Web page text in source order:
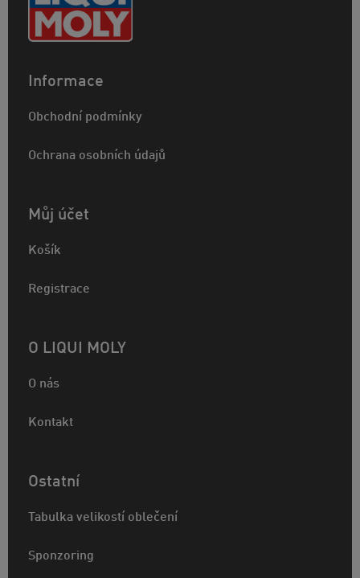
Informace
Obchodní podmínky
Ochrana osobních údajů
Můj účet
Košík
Registrace
O LIQUI MOLY
O nás
Kontakt
Ostatní
Tabulka velikostí oblečení
Sponzoring